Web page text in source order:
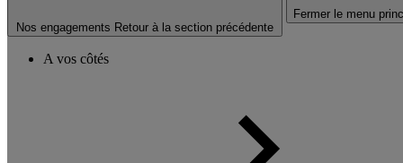
Nos engagements Retour à la section précédente
Fermer le menu
A vos côtés